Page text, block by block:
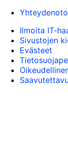
Ilmoita IT-
Sivustojen
Evästeet